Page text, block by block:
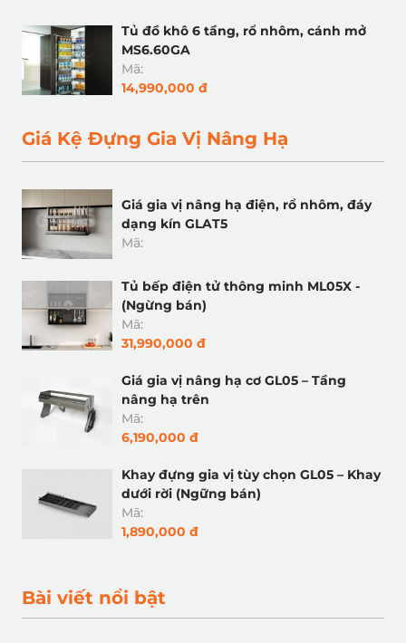
Tủ đồ khô 6 tầng, rổ nhôm, cánh mở
MS6.60GA
Mã:
14,990,000 đ
Giá Kệ Đựng Gia Vị Nâng Hạ
Giá gia vị nâng hạ điện, rổ nhôm, đáy
dạng kín GLAT5
Mã:
Tủ bếp điện tử thông minh ML05X -
(Ngừng bán)
Mã:
31,990,000 đ
Giá gia vị nâng hạ cơ GL05 – Tầng
nâng hạ trên
Mã:
6,190,000 đ
Khay đựng gia vị tùy chọn GL05 – Khay
dưới rời (Ngững bán)
Mã:
1,890,000 đ
Bài viết nổi bật